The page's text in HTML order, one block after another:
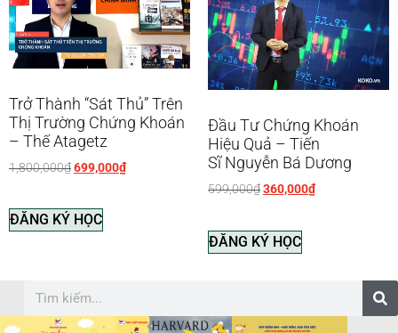
Trở Thành “sát Thủ” Trên
Thị Trường Chứng Khoán
– Thế Atagetz
1,800,000₫699,000₫
ĐĂNG KÝ HỌC
Đầu Tư Chứng Khoán
Hiệu Quả – Tiến
Sĩ Nguyễn Bá Dương
599,000₫360,000₫
ĐĂNG KÝ HỌC